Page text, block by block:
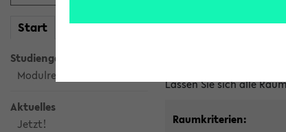
Start meineKVV
Studiengangsauswahl
Modulrecherche
Aktuelles
Jetzt!
Lassen Sie sich alle
Raumkriterien: